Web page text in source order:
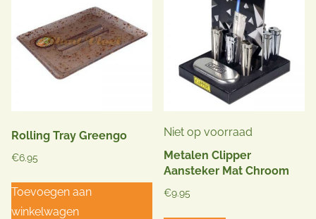
Rolling Tray Greengo
€6.95
Toevoegen aan
winkelwagen
Niet op voorraad
Metalen Clipper
Aansteker Mat Chroom
€9.95